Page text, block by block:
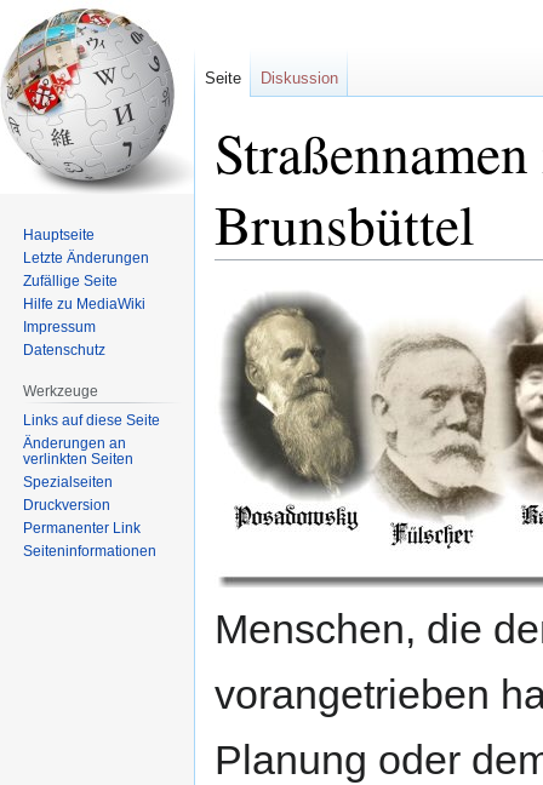
Brunsbüttel
Navigation
springen
Suche
springen
Menschen, die
vorangetrieben
Planung oder
Seite Diskussion
Hauptseite
Letzte Änderungen
Zufällige Seite
Hilfe zu MediaWiki
Impressum
Datenschutz
Werkzeuge
Links auf diese Seite
Änderungen an
verlinkten Seiten
Spezialseiten
Druckversion
Permanenter Link
Seiten­informationen